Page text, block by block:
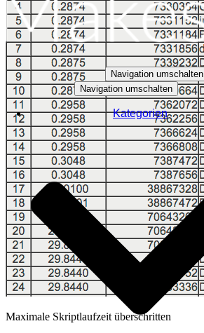
Navigation umschalten
Navigation umschalten
Kategorien
Maximale Skriptlaufzeit überschritten